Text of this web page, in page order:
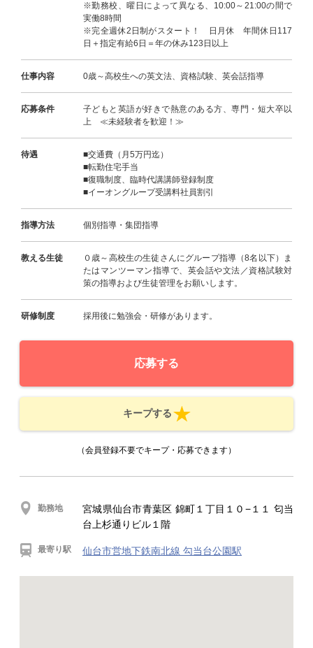
※勤務校、曜日によって異なる、10:00～21:00の間で
実働8時間
※完全週休2日制がスタート！ 日月休 年間休日117
日＋指定有給6日＝年の休み123日以上
仕事内容 0歳～高校生への英文法、資格試験、英会話指導
応募条件
子どもと英語が好きで熱意のある方、専門・短大卒以
上 ≪未経験者を歓迎！≫
待遇
■交通費（月5万円迄）
■転勤住宅手当
■復職制度、臨時代講講師登録制度
■イーオングループ受講料社員割引
指導方法 個別指導・集団指導
教える生徒
０歳～高校生の生徒さんにグループ指導（8名以下）ま
たはマンツーマン指導で、英会話や文法／資格試験対
策の指導および生徒管理をお願いします。
研修制度 採用後に勉強会・研修があります。
応募する
キープする
（会員登録不要でキープ・応募できます）
勤務地
宮城県仙台市青葉区 錦町１丁目１０−１１ 匂当
台上杉通りビル１階
最寄り駅 仙台市営地下鉄南北線 勾当台公園駅